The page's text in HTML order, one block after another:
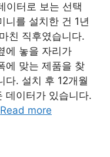
이터로 보는 선택
니를 설치한 건 1년
친 직후였습니다.
에 놓을 자리가
에 맞는 제품을 찾
다. 설치 후 12개월
데이터가 있습니다.
Read more